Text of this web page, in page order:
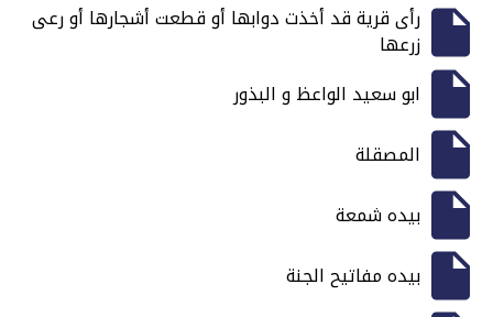
رأى قرية قد أخذت دوابها أو قطعت أشجارها أو رعى
زرعها
ابو سعيد الواعظ و البذور
المصقلة
بيده شمعة
بيده مفاتيح الجنة